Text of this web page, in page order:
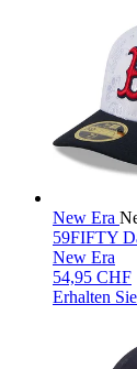
New Era
59FIFTY
New Era
54,95 CHF
Erhalten